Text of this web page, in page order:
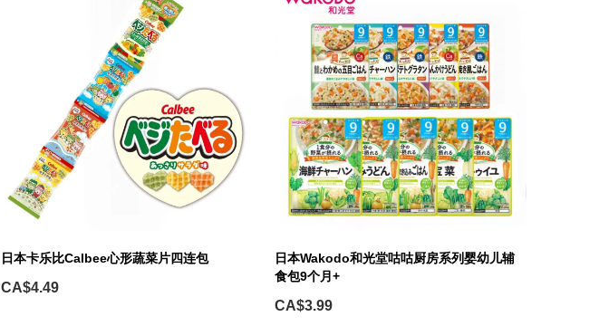
日本卡乐比Calbee心形蔬菜片四连包
CA$4.49
日本Wakodo和光堂咕咕厨房系列婴幼儿辅
食包9个月+
CA$3.99